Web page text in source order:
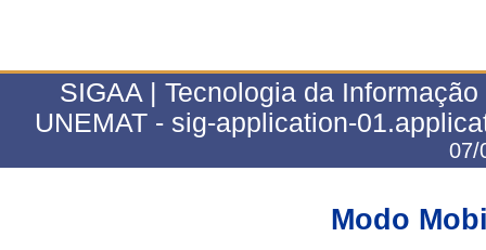
SIGAA | Tecnologia da
UNEMAT - sig-application-
07/
Modo